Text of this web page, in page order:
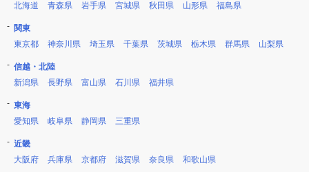
北海道
青森県 岩手県 宮城県 秋田県 山形県 福島県
関東
東京都
神奈川県 埼玉県 千葉県 茨城県 栃木県 群馬県 山梨県
信越・北陸
新潟県
長野県 富山県 石川県 福井県
東海
愛知県
岐阜県 静岡県 三重県
近畿
大阪府
兵庫県 京都府 滋賀県 奈良県 和歌山県